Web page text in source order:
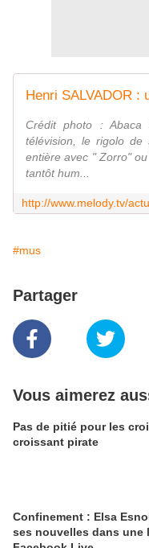
Crédit photo :
télévision, le rigolo
entière avec " Zorro"
tantôt hum...
#mus
Partager
Vous aimerez
Pas de pitié pour les
croissant pirate
Confinement : Elsa
ses nouvelles dans une